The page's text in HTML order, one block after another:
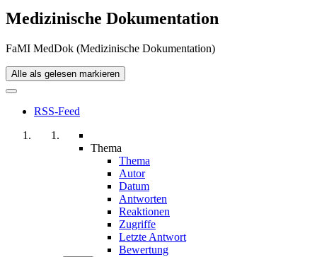
Medizinische Dokumentation
FaMI MedDok (Medizinische Dokumentation)
Alle als gelesen markieren
RSS-Feed
Thema
Thema
Autor
Datum
Antworten
Reaktionen
Zugriffe
Letzte Antwort
Bewertung